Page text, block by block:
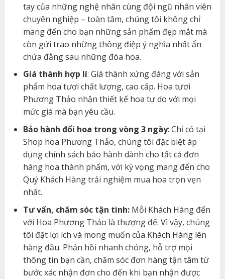
tay của những nghệ nhân cùng đội ngũ nhân viên
chuyên nghiệp – toàn tâm, chúng tôi không chỉ
mang đến cho bạn những sản phẩm đẹp mắt mà
còn gửi trao những thông điệp ý nghĩa nhất ẩn
chứa đằng sau những đóa hoa.
Giá thành hợp lí: Giá thành xứng đáng với sản
phẩm hoa tươi chất lượng, cao cấp. Hoa tươi
Phương Thảo nhận thiết kế hoa tự do với mọi
mức giá mà bạn yêu cầu.
Bảo hành đổi hoa trong vòng 3 ngày: Chỉ có tại
Shop hoa Phương Thảo, chúng tôi đặc biệt áp
dụng chính sách bảo hành dành cho tất cả đơn
hàng hoa thành phẩm, với kỳ vọng mang đến cho
Quý Khách Hàng trải nghiệm mua hoa trọn vẹn
nhất.
Tư vấn, chăm sóc tận tình:Mỗi Khách Hàng đến
với Hoa Phương Thảo là thượng đế. Vì vậy, chúng
tôi đặt lợi ích và mong muốn của Khách Hàng lên
hàng đầu. Phản hồi nhanh chóng, hỗ trợ mọi
thông tin bạn cần, chăm sóc đơn hàng tận tâm từ
bước xác nhận đơn cho đến khi bạn nhận được